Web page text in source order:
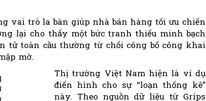
vai trò la bàn giúp nhà bán hàng tối ưu chiến
lại cho thấy một bức tranh thiếu minh bạch
tử toàn cầu thường từ chối công bố công khai
mờ.
Thị trường Việt Nam hiện là ví dụ
điển hình cho sự “loạn thống kê”
này. Theo nguồn dữ liệu từ Grips